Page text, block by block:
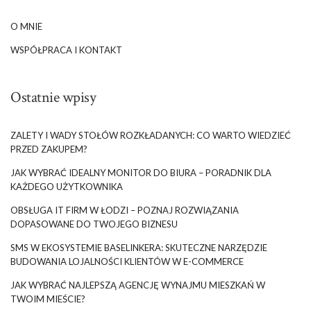
O MNIE
WSPÓŁPRACA I KONTAKT
Ostatnie wpisy
ZALETY I WADY STOŁÓW ROZKŁADANYCH: CO WARTO WIEDZIEĆ
PRZED ZAKUPEM?
JAK WYBRAĆ IDEALNY MONITOR DO BIURA – PORADNIK DLA
KAŻDEGO UŻYTKOWNIKA
OBSŁUGA IT FIRM W ŁODZI – POZNAJ ROZWIĄZANIA
DOPASOWANE DO TWOJEGO BIZNESU
SMS W EKOSYSTEMIE BASELINKERA: SKUTECZNE NARZĘDZIE
BUDOWANIA LOJALNOŚCI KLIENTÓW W E-COMMERCE
JAK WYBRAĆ NAJLEPSZĄ AGENCJĘ WYNAJMU MIESZKAŃ W
TWOIM MIEŚCIE?